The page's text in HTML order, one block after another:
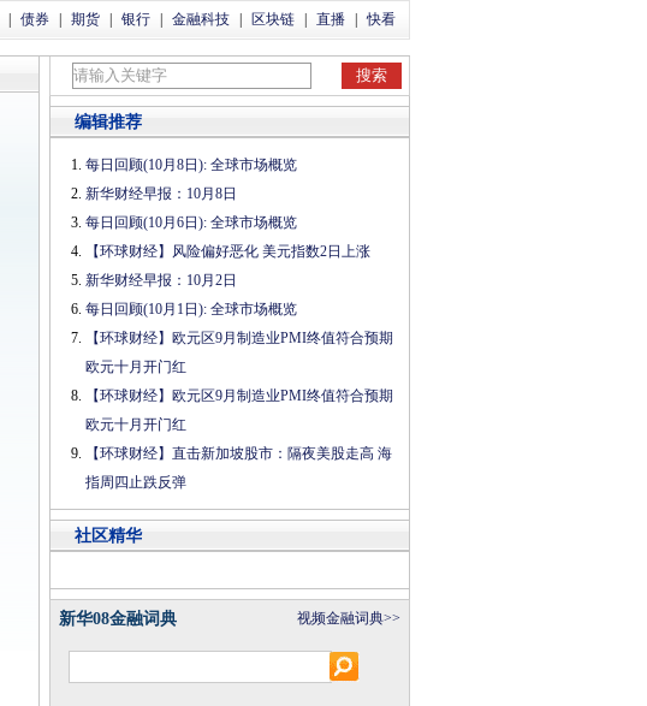
债券 期货 银行 金融科技 区块链 直播 快看
编辑推荐
每日回顾(10月8日): 全球市场概览
新华财经早报：10月8日
每日回顾(10月6日): 全球市场概览
【环球财经】风险偏好恶化 美元指数2日上涨
新华财经早报：10月2日
每日回顾(10月1日): 全球市场概览
【环球财经】欧元区9月制造业PMI终值符合预期
欧元十月开门红
【环球财经】欧元区9月制造业PMI终值符合预期
欧元十月开门红
【环球财经】直击新加坡股市：隔夜美股走高 海
指周四止跌反弹
社区精华
新华08金融词典 视频金融词典>>